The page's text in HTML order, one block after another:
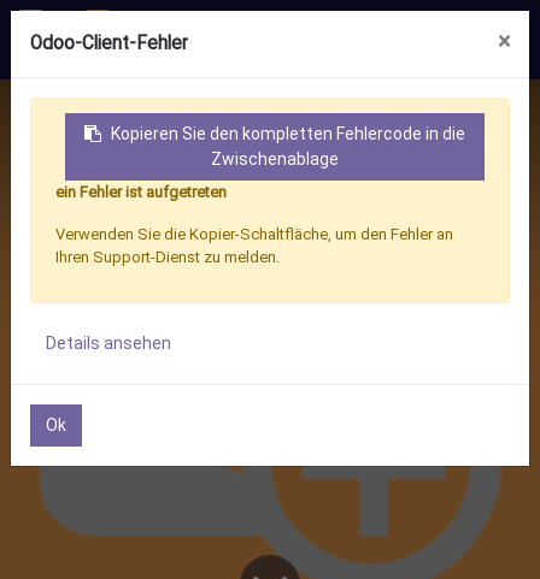
Beat range anxiety with EV
Odoo-Client-Fehler ×
Kopieren Sie den kompletten Fehlercode in die
Zwischenablage
ein Fehler ist aufgetreten
Verwenden Sie die Kopier-Schaltfläche, um den Fehler an
Ihren Support-Dienst zu melden.
Details ansehen
Ok